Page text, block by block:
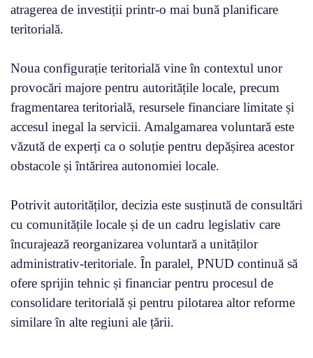
atragerea de investiții printr-o mai bună planificare
teritorială.
Noua configurație teritorială vine în contextul unor
provocări majore pentru autoritățile locale, precum
fragmentarea teritorială, resursele financiare limitate și
accesul inegal la servicii. Amalgamarea voluntară este
văzută de experți ca o soluție pentru depășirea acestor
obstacole și întărirea autonomiei locale.
Potrivit autorităților, decizia este susținută de consultări
cu comunitățile locale și de un cadru legislativ care
încurajează reorganizarea voluntară a unităților
administrativ-teritoriale. În paralel, PNUD continuă să
ofere sprijin tehnic și financiar pentru procesul de
consolidare teritorială și pentru pilotarea altor reforme
similare în alte regiuni ale țării.